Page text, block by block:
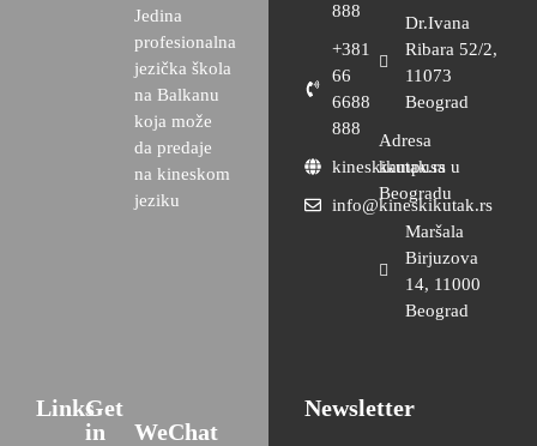
Jedina
profesionalna
jezička škola
na Balkanu
koja može
da predaje
na kineskom
jeziku
888
+381
66
6688
888
kineskikutak.rs
info@kineskikutak.rs
Dr.Ivana
Ribara 52/2,
11073
Beograd
Adresa
kampusa u
Beogradu
Maršala
Birjuzova
14, 11000
Beograd
LinksGet
in
WeChat
Newsletter